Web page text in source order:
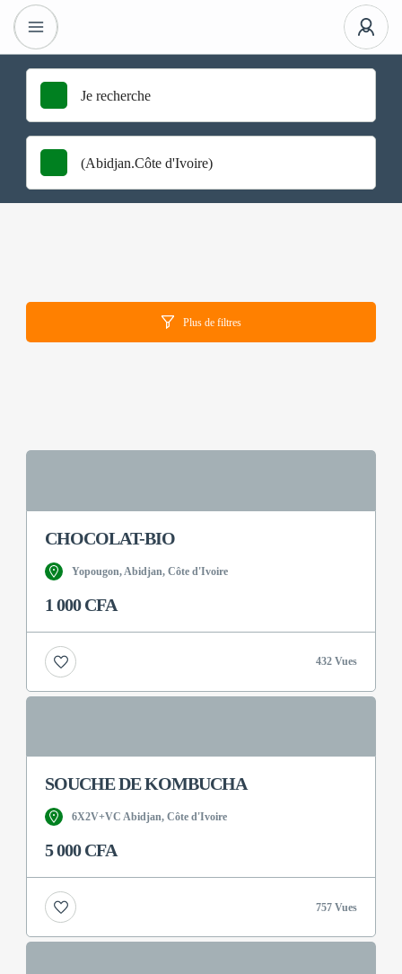
Plus de filtres
CHOCOLAT-BIO
Yopougon, Abidjan, Côte d'Ivoire
1 000 CFA
432 Vues
SOUCHE DE KOMBUCHA
6X2V+VC Abidjan, Côte d'Ivoire
5 000 CFA
757 Vues